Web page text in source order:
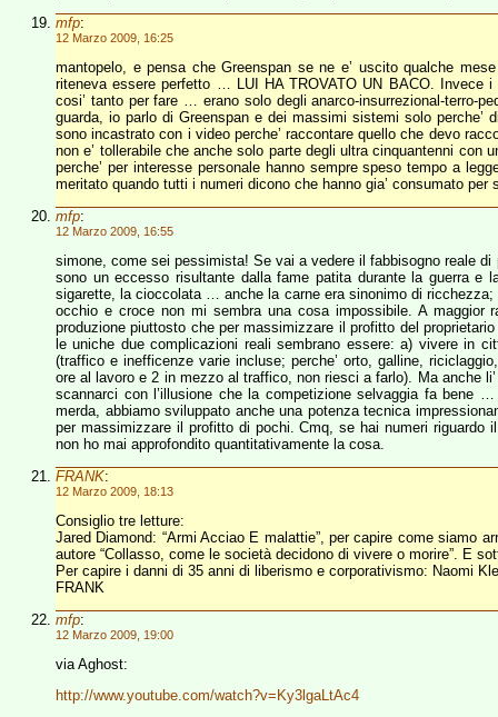
mfp:
12 Marzo 2009, 16:25
mantopelo, e pensa che Greenspan se ne e’ uscito qualche
riteneva essere perfetto … LUI HA TROVATO UN BACO. Invece
cosi’ tanto per fare … erano solo degli anarco-insurrezional-terro-
guarda, io parlo di Greenspan e dei massimi sistemi solo
sono incastrato con i video perche’ raccontare quello che devo
non e’ tollerabile che anche solo parte degli ultra cinquantenni con
perche’ per interesse personale hanno sempre speso tempo a
meritato quando tutti i numeri dicono che hanno gia’ consumato per
mfp:
12 Marzo 2009, 16:55
simone, come sei pessimista! Se vai a vedere il fabbisogno reale
sono un eccesso risultante dalla fame patita durante la guerra e
sigarette, la cioccolata … anche la carne era sinonimo di ricchezza;
occhio e croce non mi sembra una cosa impossibile. A maggior
produzione piuttosto che per massimizzare il profitto del
le uniche due complicazioni reali sembrano essere: a) vivere in
(traffico e inefficenze varie incluse; perche’ orto, galline,
ore al lavoro e 2 in mezzo al traffico, non riesci a farlo). Ma anche
scannarci con l’illusione che la competizione selvaggia fa bene
merda, abbiamo sviluppato anche una potenza tecnica
per massimizzare il profitto di pochi. Cmq, se hai numeri riguardo
non ho mai approfondito quantitativamente la cosa.
FRANK:
12 Marzo 2009, 18:13
Consiglio tre letture:
Jared Diamond: “Armi Acciao E malattie”, per capire come siamo
autore “Collasso, come le società decidono di vivere o morire”. E
Per capire i danni di 35 anni di liberismo e corporativismo: Naomi
FRANK
mfp:
12 Marzo 2009, 19:00
via Aghost:
http://www.youtube.com/watch?v=Ky3lgaLtAc4